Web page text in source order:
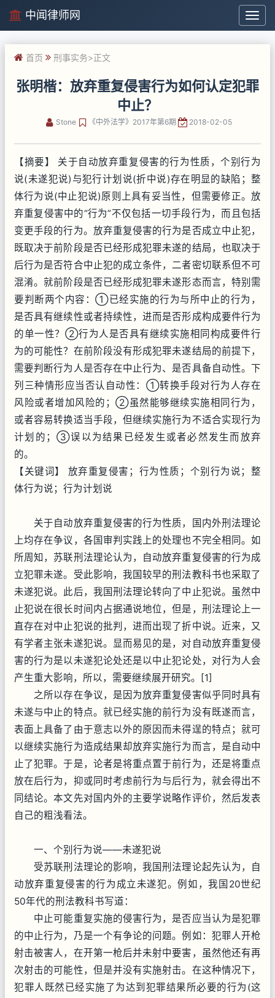
中
闻
律
中闻律师网
首页 刑事实务>正文
张明楷：放弃重复侵害行为如何认定犯罪
中止？
Stone 《中外法学》2017年第6期 2018-02-05
【摘要】 关于自动放弃重复侵害的行为性质，个别行为
说(未遂犯说)与犯行计划说(折中说)存在明显的缺陷；整
体行为说(中止犯说)原则上具有妥当性，但需要修正。放
弃重复侵害中的“行为”不仅包括一切手段行为，而且包括
变更手段的行为。放弃重复侵害的行为是否成立中止犯，
既取决于前阶段是否已经形成犯罪未遂的结局，也取决于
后行为是否符合中止犯的成立条件，二者密切联系但不可
混淆。就前阶段是否已经形成犯罪未遂形态而言，特别需
要判断两个内容：①已经实施的行为与所中止的行为，
是否具有继续性或者持续性，进而是否形成构成要件行为
的单一性？②行为人是否具有继续实施相同构成要件行
为的可能性？在前阶段没有形成犯罪未遂结局的前提下，
需要判断行为人是否存在中止行为、是否具备自动性。下
列三种情形应当否认自动性：①转换手段对行为人存在
风险或者增加风险的；②虽然能够继续实施相同行为，
或者容易转换适当手段，但继续实施行为不适合实现行为
计划的；③误以为结果已经发生或者必然发生而放弃
的。
【关键词】 放弃重复侵害；行为性质；个别行为说；整
体行为说；行为计划说
关于自动放弃重复侵害的行为性质，国内外刑法理论
上均存在争议，各国审判实践上的处理也不完全相同。如
所周知，苏联刑法理论认为，自动放弃重复侵害的行为成
立犯罪未遂。受此影响，我国较早的刑法教科书也采取了
未遂犯说。此后，我国刑法理论转向了中止犯说。虽然中
止犯说在很长时间内占据通说地位，但是，刑法理论上一
直存在对中止犯说的批判，进而出现了折中说。近来，又
有学者主张未遂犯说。显而易见的是，对自动放弃重复侵
害的行为是以未遂犯论处还是以中止犯论处，对行为人会
产生重大影响，所以，需要继续展开研究。[1]
之所以存在争议，是因为放弃重复侵害似乎同时具有
未遂与中止的特点。就已经实施的前行为没有既遂而言，
表面上具备了由于意志以外的原因而未得逞的特点；就可
以继续实施行为造成结果却放弃实施行为而言，是自动中
止了犯罪。于是，论者是将重点置于前行为，还是将重点
放在后行为，抑或同时考虑前行为与后行为，就会得出不
同结论。本文先对国内外的主要学说略作评价，然后发表
自己的粗浅看法。
一、个别行为说——未遂犯说
受苏联刑法理论的影响，我国刑法理论起先认为，自
动放弃重复侵害的行为成立未遂犯。例如，我国20世纪
50年代的刑法教科书写道：
中止可能重复实施的侵害行为，是否应当认为是犯罪
的中止行为，乃是一个有争论的问题。例如：犯罪人开枪
射击被害人，在开第一枪后并未射中要害，虽然他还有再
次射击的可能性，但是并没有实施射击。在这种情况下，
犯罪人既然已经实施了为达到犯罪结果所必要的行为(这